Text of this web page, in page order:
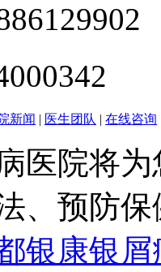
新闻 | 医生团队 | 在线咨询
医院将
、预防
银康银